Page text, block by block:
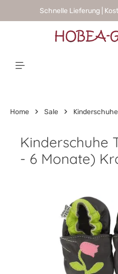
springenSchnelle Lieferung |
Home Sale Kinderschuhe
Kinderschuhe
- 6 Monate)